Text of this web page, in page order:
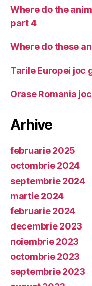
Where do the
part 4
Where do these
Tarile Europei joc
Orase Romania
Arhive
februarie 2025
octombrie 2024
septembrie 2024
martie 2024
februarie 2024
decembrie 2023
noiembrie 2023
octombrie 2023
septembrie 2023